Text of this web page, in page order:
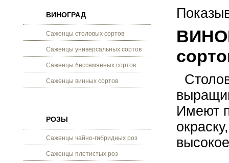
ВИНОГРАД
Саженцы столовых сортов
Саженцы универсальных сортов
Саженцы бессемянных сортов
Саженцы винных сортов
РОЗЫ
Саженцы чайно-гибридных роз
Саженцы плетистых роз
Имеют